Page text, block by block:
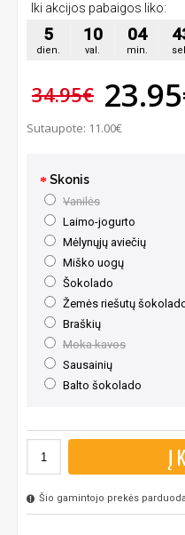
Iki akcijos pabaigos liko:
5
dien.
10
val.
04
min.
34.95€
Sutaupote: 11.00€
Skonis
Vanilės
Laimo-jogurto
Mėlynųjų aviečių
Miško uogų
Šokolado
Žemės riešutų
Braškių
Moka kavos
Sausainių
Balto šokolado
Į
Šio gamintojo prekės